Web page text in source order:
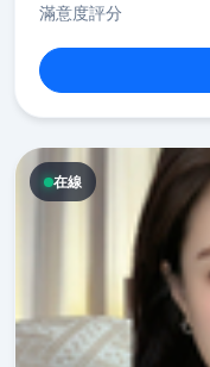
滿意度評分
在線